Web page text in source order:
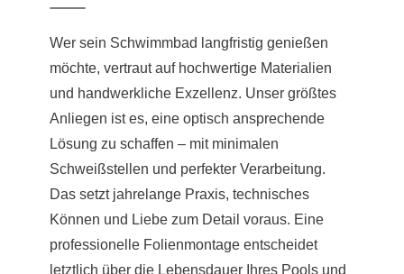
Wer sein Schwimmbad langfristig genießen
möchte, vertraut auf hochwertige Materialien
und handwerkliche Exzellenz. Unser größtes
Anliegen ist es, eine optisch ansprechende
Lösung zu schaffen – mit minimalen
Schweißstellen und perfekter Verarbeitung.
Das setzt jahrelange Praxis, technisches
Können und Liebe zum Detail voraus. Eine
professionelle Folienmontage entscheidet
letztlich über die Lebensdauer Ihres Pools und